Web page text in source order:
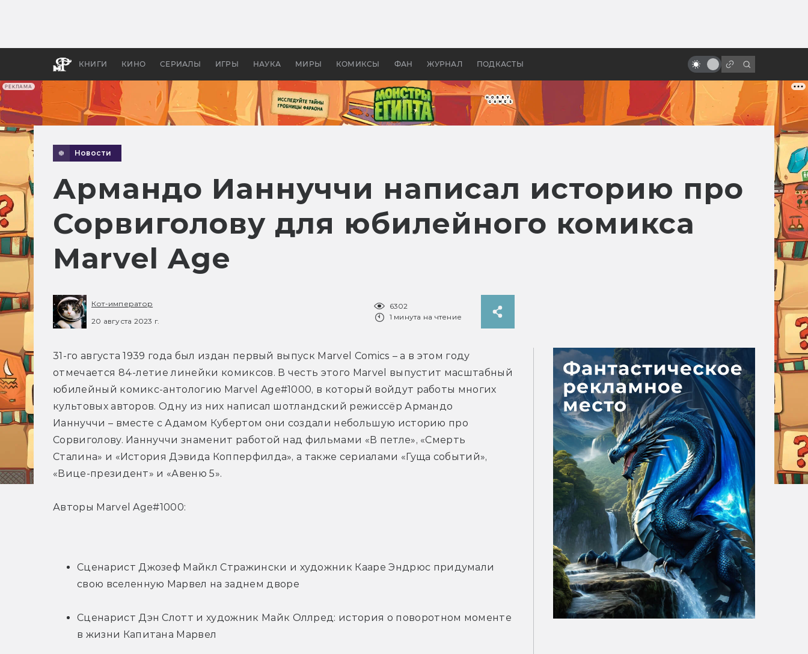
РЕКЛАМА
КНИГИ КИНО СЕРИАЛЫ ИГРЫ НАУКА МИРЫ КОМИКСЫ ФАН ЖУРНАЛ ПОДКАСТЫ
апокалипсис, в России —
бы «Властелина колец»
фанатов и от врагов
Новости
Армандо Ианнуччи написал историю про
Сорвиголову для юбилейного комикса
Marvel Age
Кот-император
20 августа 2023 г.
6302
1 минута на чтение
31-го августа 1939 года был издан первый выпуск Marvel Comics – а в этом году
отмечается 84-летие линейки комиксов. В честь этого Marvel выпустит масштабный
юбилейный комикс-антологию Marvel Age#1000, в который войдут работы многих
культовых авторов. Одну из них написал шотландский режиссёр Армандо
Ианнуччи – вместе с Адамом Кубертом они создали небольшую историю про
Сорвиголову. Ианнуччи знаменит работой над фильмами «В петле», «Смерть
Сталина» и «История Дэвида Копперфилда», а также сериалами «Гуща событий»,
«Вице-президент» и «Авеню 5».
Авторы Marvel Age#1000:
Сценарист Джозеф Майкл Стражински и художник Кааре Эндрюс придумали
свою вселенную Марвел на заднем дворе
Сценарист Дэн Слотт и художник Майк Оллред: история о поворотном моменте
в жизни Капитана Марвел